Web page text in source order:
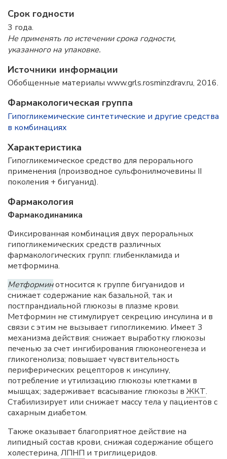
Срок годности
3 года.
Не применять по истечении срока годности,
указанного на упаковке.
Источники информации
Обобщенные материалы www.grls.rosminzdrav.ru, 2016.
Фармакологическая группа
Гипогликемические синтетические и другие средства
в комбинациях
Характеристика
Гипогликемическое средство для перорального
применения (производное сульфонилмочевины II
поколения + бигуанид).
Фармакология
Фармакодинамика
Фиксированная комбинация двух пероральных
гипогликемических средств различных
фармакологических групп: глибенкламида и
метформина.
Метформинотносится к группе бигуанидов и
снижает содержание как базальной, так и
постпрандиальной глюкозы в плазме крови.
Метформин не стимулирует секрецию инсулина и в
связи с этим не вызывает гипогликемию. Имеет 3
механизма действия: снижает выработку глюкозы
печенью за счет ингибирования глюконеогенеза и
гликогенолиза; повышает чувствительность
периферических рецепторов к инсулину,
потребление и утилизацию глюкозы клетками в
мышцах; задерживает всасывание глюкозы в ЖКТ.
Стабилизирует или снижает массу тела у пациентов с
сахарным диабетом.
Также оказывает благоприятное действие на
липидный состав крови, снижая содержание общего
холестерина, ЛПНП и триглицеридов.